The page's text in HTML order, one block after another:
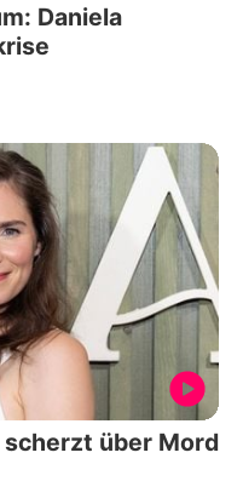
Daniela
scherzt über Mord